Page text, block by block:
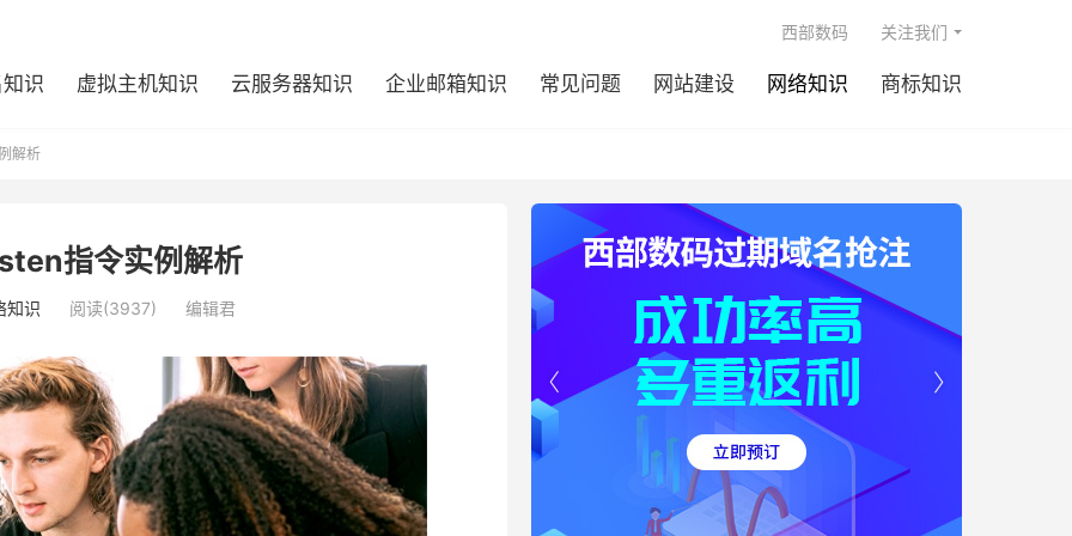
识 虚拟主机知识 云服务器知识 企业邮箱知识 常见问题 网站建设 网络知识 商标知识
西部数码 关注我们
解析
指令实例解析
知识 阅读(3937) 编辑君

